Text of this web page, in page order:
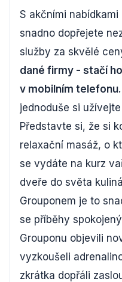
S akčními
snadno dopřejete
služby za skvělé
dané firmy - stačí
v mobilním telefonu.
jednoduše si
Představte si, že si
relaxační masáž, o
se vydáte na kurz
dveře do světa
Grouponem je to
se příběhy
Grouponu objevili
vyzkoušeli
zkrátka dopřáli